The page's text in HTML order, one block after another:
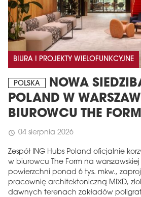
BIURA I PROJEKTY WIELOFUNKCYJNE
POLSKA
NOWA
POLAND W
BIUROWCU THE FORM
schedule 04 sierpnia 2026
Zespół ING Hubs Poland oficjalnie
w biurowcu The Form na warszawskiej
powierzchni ponad 6 tys. mkw.,
pracownię architektoniczną MIXD,
dawnych terenach zakładów